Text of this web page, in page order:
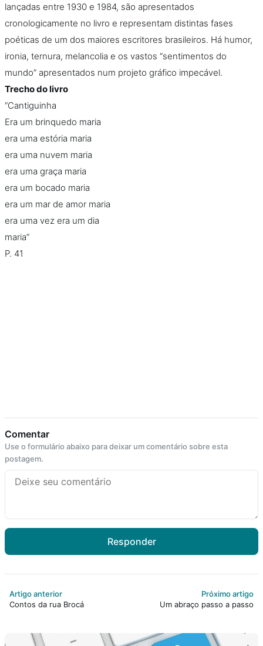
lançadas entre 1930 e 1984, são apresentados
cronologicamente no livro e representam distintas fases
poéticas de um dos maiores escritores brasileiros. Há humor,
ironia, ternura, melancolia e os vastos “sentimentos do
mundo” apresentados num projeto gráfico impecável.
Trecho do livro
“Cantiguinha
Era um brinquedo maria
era uma estória maria
era uma nuvem maria
era uma graça maria
era um bocado maria
era um mar de amor maria
era uma vez era um dia
maria”
P. 41
Comentar
Use o formulário abaixo para deixar um comentário sobre esta
postagem.
Responder
Artigo anterior
Contos da rua Brocá
Próximo artigo
Um abraço passo a passo